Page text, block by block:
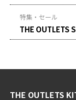
特集・セール
THE OUTLETS
THE OUTLETS